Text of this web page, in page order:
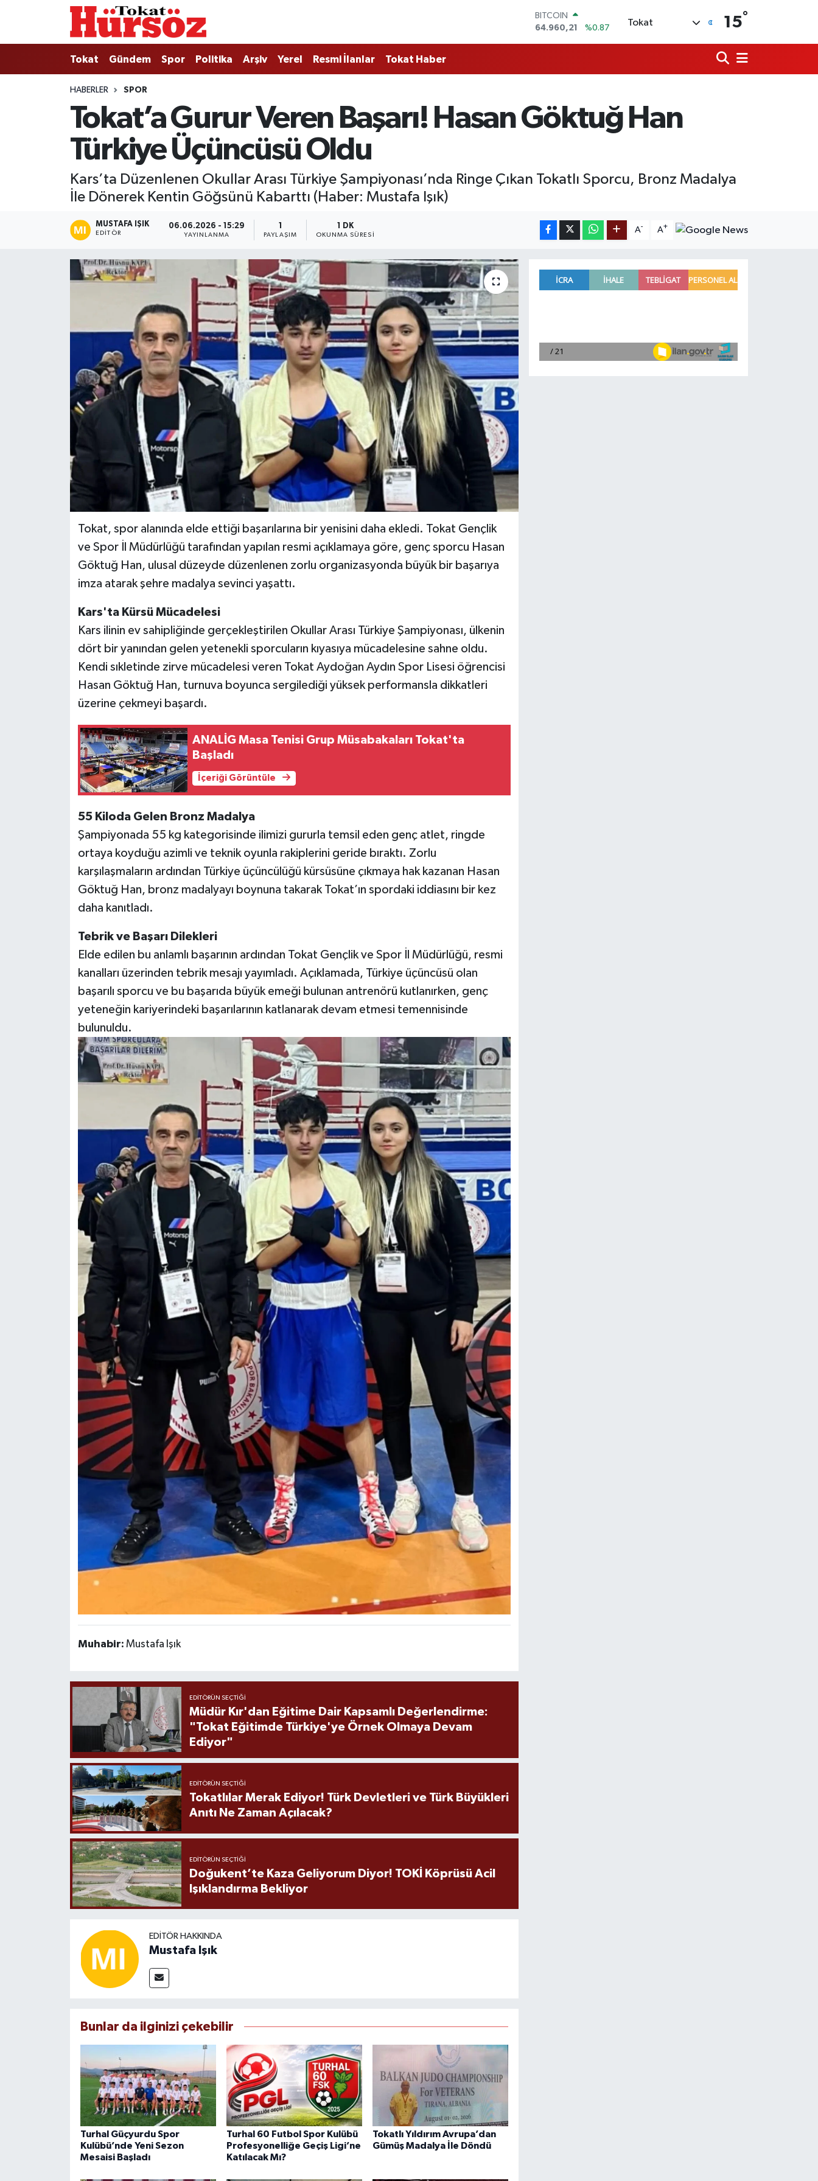
DOLAR
47,7436
%0.18
64,4811
%0.38
BİST100
13.779
%-14
Tokat 15°
Tokat Gündem Spor Politika Arşiv Yerel Resmi İlanlar Tokat Haber
HABERLER SPOR
Tokat’a Gurur Veren Başarı! Hasan Göktuğ Han
Türkiye Üçüncüsü Oldu
Kars’ta Düzenlenen Okullar Arası Türkiye Şampiyonası’nda Ringe Çıkan Tokatlı Sporcu, Bronz Madalya
İle Dönerek Kentin Göğsünü Kabarttı (Haber: Mustafa Işık)
MUSTAFA IŞIK
EDITÖR
06.06.2026 - 15:29
YAYINLANMA
1
PAYLAŞIM
1 DK
OKUNMA SÜRESI
A- A+
Tokat, spor alanında elde ettiği başarılarına bir yenisini daha ekledi. Tokat Gençlik
ve Spor İl Müdürlüğü tarafından yapılan resmi açıklamaya göre, genç sporcu Hasan
Göktuğ Han, ulusal düzeyde düzenlenen zorlu organizasyonda büyük bir başarıya
imza atarak şehre madalya sevinci yaşattı.
Kars'ta Kürsü Mücadelesi
Kars ilinin ev sahipliğinde gerçekleştirilen Okullar Arası Türkiye Şampiyonası, ülkenin
dört bir yanından gelen yetenekli sporcuların kıyasıya mücadelesine sahne oldu.
Kendi sıkletinde zirve mücadelesi veren Tokat Aydoğan Aydın Spor Lisesi öğrencisi
Hasan Göktuğ Han, turnuva boyunca sergilediği yüksek performansla dikkatleri
üzerine çekmeyi başardı.
ANALİG Masa Tenisi Grup Müsabakaları Tokat'ta
Başladı
İçeriği Görüntüle
55 Kiloda Gelen Bronz Madalya
Şampiyonada 55 kg kategorisinde ilimizi gururla temsil eden genç atlet, ringde
ortaya koyduğu azimli ve teknik oyunla rakiplerini geride bıraktı. Zorlu
karşılaşmaların ardından Türkiye üçüncülüğü kürsüsüne çıkmaya hak kazanan Hasan
Göktuğ Han, bronz madalyayı boynuna takarak Tokat’ın spordaki iddiasını bir kez
daha kanıtladı.
Tebrik ve Başarı Dilekleri
Elde edilen bu anlamlı başarının ardından Tokat Gençlik ve Spor İl Müdürlüğü, resmi
kanalları üzerinden tebrik mesajı yayımladı. Açıklamada, Türkiye üçüncüsü olan
başarılı sporcu ve bu başarıda büyük emeği bulunan antrenörü kutlanırken, genç
yeteneğin kariyerindeki başarılarının katlanarak devam etmesi temennisinde
bulunuldu.
Muhabir: Mustafa Işık
EDITÖRÜN SEÇTIĞI
Müdür Kır'dan Eğitime Dair Kapsamlı Değerlendirme:
"Tokat Eğitimde Türkiye'ye Örnek Olmaya Devam
Ediyor"
EDITÖRÜN SEÇTIĞI
Tokatlılar Merak Ediyor! Türk Devletleri ve Türk Büyükleri
Anıtı Ne Zaman Açılacak?
EDITÖRÜN SEÇTIĞI
Doğukent’te Kaza Geliyorum Diyor! TOKİ Köprüsü Acil
Işıklandırma Bekliyor
EDITÖR HAKKINDA
Mustafa Işık
Bunlar da ilginizi çekebilir
Turhal Güçyurdu Spor
Kulübü’nde Yeni Sezon
Mesaisi Başladı
Turhal 60 Futbol Spor Kulübü
Profesyonelliğe Geçiş Ligi’ne
Katılacak Mı?
Tokatlı Yıldırım Avrupa’dan
Gümüş Madalya İle Döndü
Tokat
Türkiye Gündemi
Gündem
Politika
Tokat Spor
Nöbetçi Eczaneler
Hava Durumu
Tokat Namaz Vakitleri
Trafik Durumu
Tüm Manşetler
Son Dakika Haberleri
Haber Arşivi